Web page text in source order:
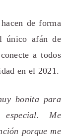
de forma
único afán de
a todos
en el 2021.
bonita para
Me
porque me